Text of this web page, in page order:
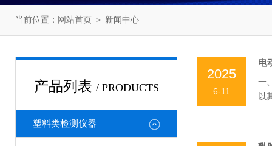
当前位置： 网站首页 ＞ 新闻中心
产品列表 / PRODUCTS
塑料类检测仪器
2025
6-11
电
一
以